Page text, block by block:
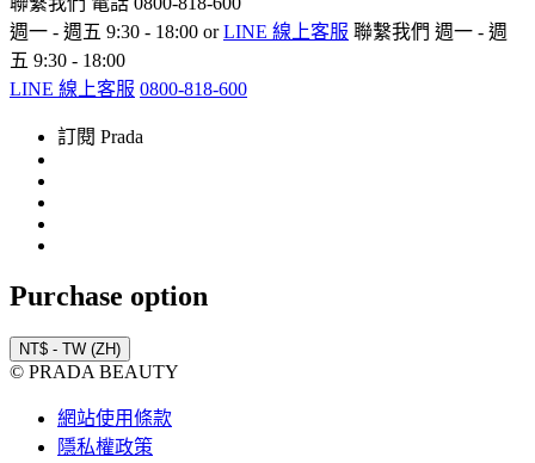
週一 - 週五 9:30 - 18:00 orLINE 線上客服 聯繫我們 週一 - 週
五 9:30 - 18:00
LINE 線上客服 0800-818-600
訂閱 Prada
Purchase option
NT$ - TW (ZH)
© PRADA BEAUTY
網站使用條款
隱私權政策